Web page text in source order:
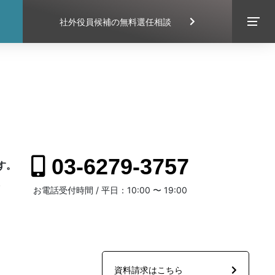
社外役員候補の無料選任相談
03-6279-3757
お電話受付時間 / 平日：10:00 〜 19:00
資料請求はこちら